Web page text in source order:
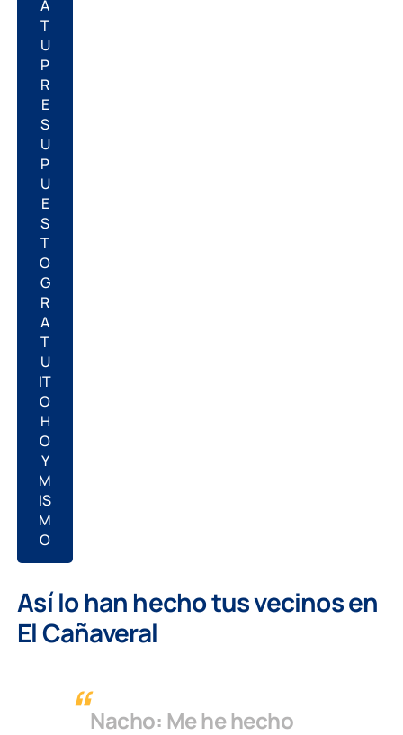
A
T
U
P
R
E
S
U
P
U
E
S
T
O
G
R
A
T
U
IT
O
H
O
Y
M
IS
M
O
Así lo han hecho tus vecinos en
El Cañaveral
Nacho: Me he hecho